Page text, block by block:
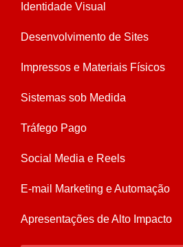
Identidade Visual
Desenvolvimento de Sites
Impressos e Materiais Físicos
Sistemas sob Medida
Tráfego Pago
Social Media e Reels
E-mail Marketing e Automação
Apresentações de Alto Impacto